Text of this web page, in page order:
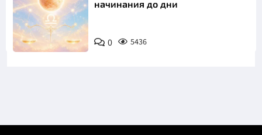
начинания до дни
0 5436